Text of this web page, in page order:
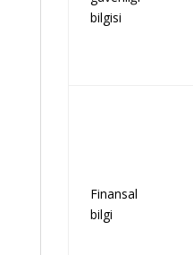
bilgisi
Finansal
bilgi